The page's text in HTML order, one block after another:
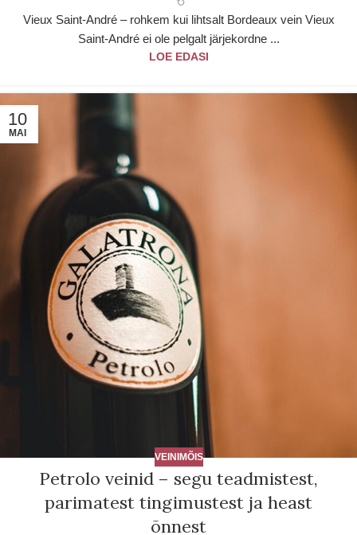
Vieux Saint-André – rohkem kui lihtsalt Bordeaux vein Vieux
Saint-André ei ole pelgalt järjekordne ...
LOE EDASI
10
MAI
VEINIMÕIS
Petrolo veinid – segu teadmistest,
parimatest tingimustest ja heast
õnnest